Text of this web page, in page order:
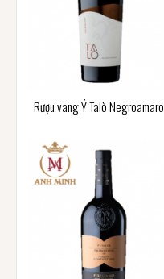
Rượu vang Ý Talò Negroamaro